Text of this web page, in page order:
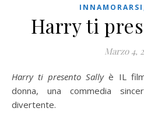
INNAMORARSI
Harry ti
Marzo 4,
Harry ti presento Sallyè IL
donna, una commedia
divertente.